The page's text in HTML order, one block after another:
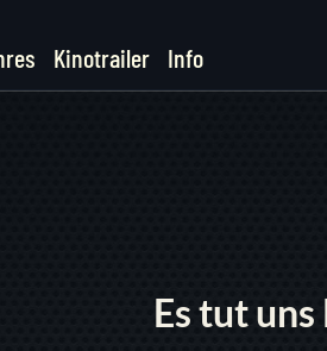
Kinotrailer Info
Es tut uns